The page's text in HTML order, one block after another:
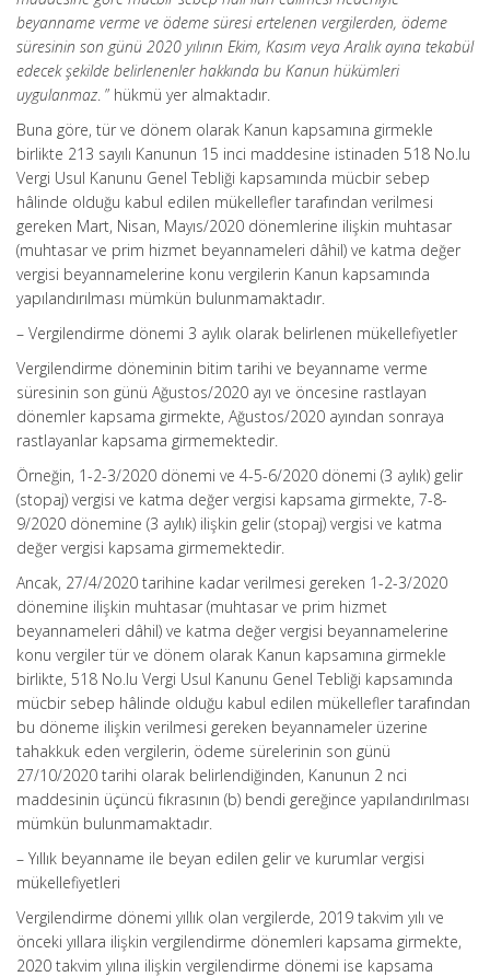
beyanname verme ve ödeme süresi ertelenen vergilerden, ödeme
süresinin son günü 2020 yılının Ekim, Kasım veya Aralık ayına tekabül
edecek şekilde belirlenenler hakkında bu Kanun hükümleri
uygulanmaz. ” hükmü yer almaktadır.
Buna göre, tür ve dönem olarak Kanun kapsamına girmekle
birlikte 213 sayılı Kanunun 15 inci maddesine istinaden 518 No.lu
Vergi Usul Kanunu Genel Tebliği kapsamında mücbir sebep
hâlinde olduğu kabul edilen mükellefler tarafından verilmesi
gereken Mart, Nisan, Mayıs/2020 dönemlerine ilişkin muhtasar
(muhtasar ve prim hizmet beyannameleri dâhil) ve katma değer
vergisi beyannamelerine konu vergilerin Kanun kapsamında
yapılandırılması mümkün bulunmamaktadır.
– Vergilendirme dönemi 3 aylık olarak belirlenen mükellefiyetler
Vergilendirme döneminin bitim tarihi ve beyanname verme
süresinin son günü Ağustos/2020 ayı ve öncesine rastlayan
dönemler kapsama girmekte, Ağustos/2020 ayından sonraya
rastlayanlar kapsama girmemektedir.
Örneğin, 1-2-3/2020 dönemi ve 4-5-6/2020 dönemi (3 aylık) gelir
(stopaj) vergisi ve katma değer vergisi kapsama girmekte, 7-8-
9/2020 dönemine (3 aylık) ilişkin gelir (stopaj) vergisi ve katma
değer vergisi kapsama girmemektedir.
Ancak, 27/4/2020 tarihine kadar verilmesi gereken 1-2-3/2020
dönemine ilişkin muhtasar (muhtasar ve prim hizmet
beyannameleri dâhil) ve katma değer vergisi beyannamelerine
konu vergiler tür ve dönem olarak Kanun kapsamına girmekle
birlikte, 518 No.lu Vergi Usul Kanunu Genel Tebliği kapsamında
mücbir sebep hâlinde olduğu kabul edilen mükellefler tarafından
bu döneme ilişkin verilmesi gereken beyannameler üzerine
tahakkuk eden vergilerin, ödeme sürelerinin son günü
27/10/2020 tarihi olarak belirlendiğinden, Kanunun 2 nci
maddesinin üçüncü fıkrasının (b) bendi gereğince yapılandırılması
mümkün bulunmamaktadır.
– Yıllık beyanname ile beyan edilen gelir ve kurumlar vergisi
mükellefiyetleri
Vergilendirme dönemi yıllık olan vergilerde, 2019 takvim yılı ve
önceki yıllara ilişkin vergilendirme dönemleri kapsama girmekte,
2020 takvim yılına ilişkin vergilendirme dönemi ise kapsama